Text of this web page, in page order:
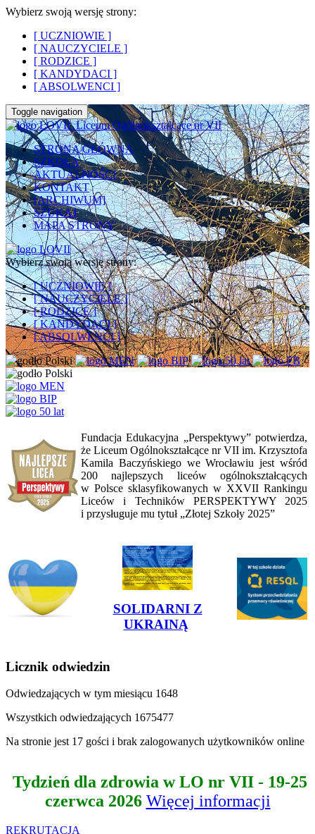
Wybierz swoją wersję strony:
[ UCZNIOWIE ]
[ NAUCZYCIELE ]
[ RODZICE ]
[ KANDYDACI ]
[ ABSOLWENCI ]
Toggle navigation
Liceum Ogólnokształcące nr VII
STRONA GŁÓWNA
SZKOŁA
AKTUALNOŚCI
KONTAKT
[ARCHIWUM]
SZUKAJ
MAPA STRONY
Wybierz swoją wersję strony:
[ UCZNIOWIE ]
[ NAUCZYCIELE ]
[ RODZICE ]
[ KANDYDACI ]
[ ABSOLWENCI ]
Fundacja Edukacyjna „Perspektywy” potwierdza,
że Liceum Ogólnokształcące nr VII im. Krzysztofa
Kamila Baczyńskiego we Wrocławiu jest wśród
200 najlepszych liceów ogólnokształcących
w Polsce sklasyfikowanych w XXVII Rankingu
Liceów i Techników PERSPEKTYWY 2025
i przysługuje mu tytuł „Złotej Szkoły 2025”
SOLIDARNI Z
UKRAINĄ
Licznik odwiedzin
Odwiedzających w tym miesiącu 1648
Wszystkich odwiedzających 1675477
Na stronie jest 17 gości i brak zalogowanych użytkowników online
Tydzień dla zdrowia w LO nr VII - 19-25
czerwca 2026 Więcej informacji
REKRUTACJA